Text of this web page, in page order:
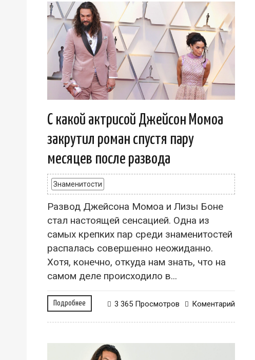
С какой актрисой Джейсон Момоа
закрутил роман спустя пару
месяцев после развода
Знаменитости
Развод Джейсона Момоа и Лизы Боне
стал настоящей сенсацией. Одна из
самых крепких пар среди знаменитостей
распалась совершенно неожиданно.
Хотя, конечно, откуда нам знать, что на
самом деле происходило в...
Подробнее Коментарий
3 365 Просмотров